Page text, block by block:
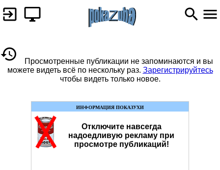
Просмотренные публикации не запоминаются и вы
можете видеть всё по нескольку раз. Зарегистрируйтесь
чтобы видеть только новое.
ИНФОРМАЦИЯ ПОКАЗУХИ
Отключите навсегда
надоедливую рекламу при
просмотре публикаций!